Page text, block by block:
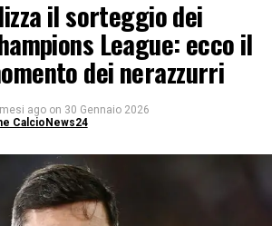
il sorteggio dei
League: ecco il
dei nerazzurri
ago on 30 Gennaio 2026
CalcioNews24